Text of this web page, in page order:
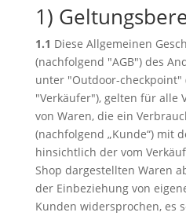
1)
1.1 Diese Allgemeinen
(nachfolgend "AGB") des
unter "Outdoor-checkpoint"
"Verkäufer"), gelten für alle
von Waren, die ein
(nachfolgend „Kunde“) mit
hinsichtlich der vom
Shop dargestellten Waren
der Einbeziehung von
Kunden widersprochen, es